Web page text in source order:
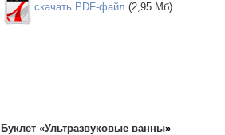
скачать PDF-файл (2,95 Мб)
Буклет «Ультразвуковые ванны»